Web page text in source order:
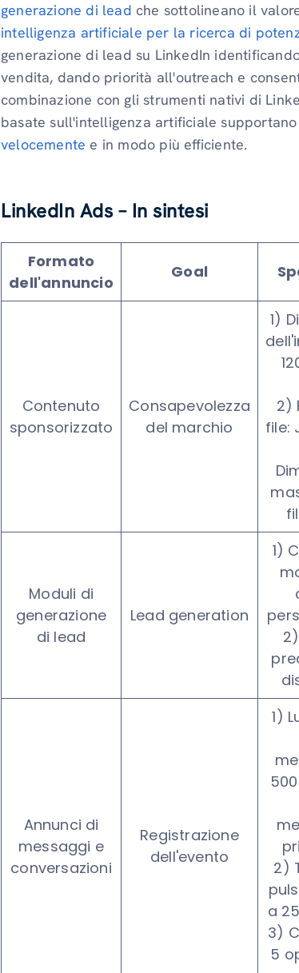
generazione di lead che sottolineano il
intelligenza artificiale per la ricerca di
generazione di lead su LinkedIn
vendita, dando priorità all'outreach e
combinazione con gli strumenti nativi di
basate sull'intelligenza artificiale
velocemente e in modo più efficiente.
LinkedIn Ads – In sintesi
Formato
dell'annuncio
Goal
Contenuto
sponsorizzato
Consapevolezza
del marchio
1)
2)
file:
Moduli di
generazione
di lead
Lead generation
1)
Annunci di
messaggi e
conversazioni
Registrazione
dell'evento
1)
2)
a
3)
5